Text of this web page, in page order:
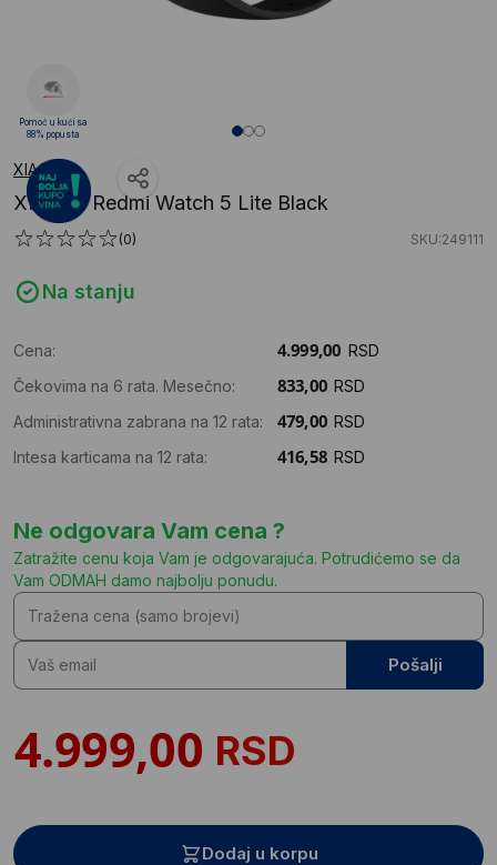
XIAOMI
XIAOMI Redmi Watch 5 Lite Black
(0) SKU:249111
Na stanju
Cena:
RSD
Čekovima na 6 rata. Mesečno:
RSD
Administrativna zabrana na 12 rata:
RSD
Intesa karticama na 12 rata:
RSD
Ne odgovara Vam cena ?
Zatražite cenu koja Vam je odgovarajuća. Potrudićemo se da
Vam ODMAH damo najbolju ponudu.
Pošalji
RSD
Dodaj u korpu
Pomoć u kući sa
88% popusta